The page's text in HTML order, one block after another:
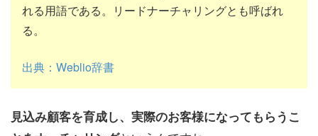
れる用語である。リードナーチャリングとも呼ばれ
る。
出典：Weblio辞書
見込み顧客を育成し、実際のお客様になってもらうこ